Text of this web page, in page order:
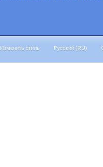
Изменить стиль Русский (RU)